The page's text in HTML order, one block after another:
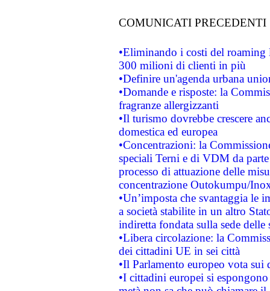
COMUNICATI PRECEDENTI
•Eliminando i costi del roaming
300 milioni di clienti in più
•Definire un'agenda urbana
•Domande e risposte: la
fragranze allergizzanti
•Il turismo dovrebbe crescere
domestica ed europea
•Concentrazioni: la
speciali Terni e di VDM da
processo di attuazione delle
concentrazione Outokumpu/
•Un’imposta che svantaggia le
a società stabilite in un altro
indiretta fondata sulla sede delle
•Libera circolazione: la
dei cittadini UE in sei città
•Il Parlamento europeo vota sui
•I cittadini europei si